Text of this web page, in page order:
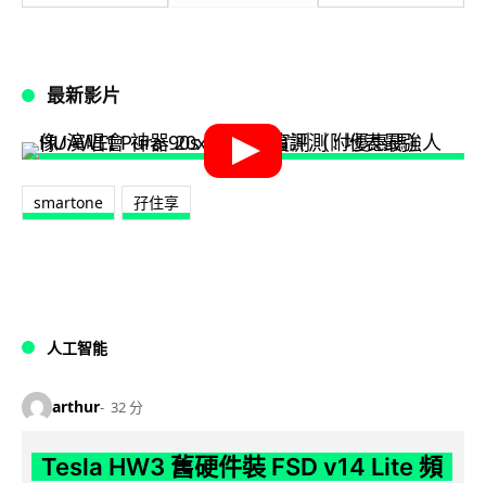
最新影片
smartone 孖住享
人工智能
arthur 32 分
Tesla HW3 舊硬件裝 FSD v14 Lite 頻